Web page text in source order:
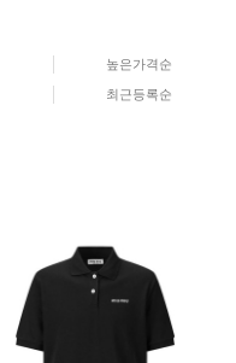
높은가격순
최근등록순